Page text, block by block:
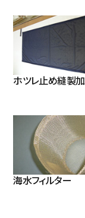
ホツレ止め縫製
海水フィルター